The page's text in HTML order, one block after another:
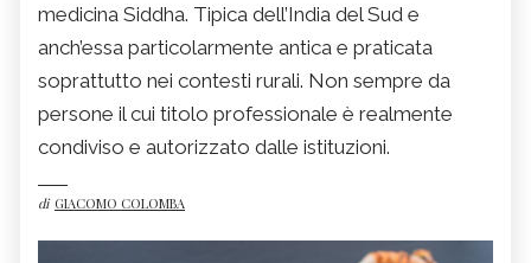
medicina Siddha. Tipica dell’India del Sud e
anch’essa particolarmente antica e praticata
soprattutto nei contesti rurali. Non sempre da
persone il cui titolo professionale è realmente
condiviso e autorizzato dalle istituzioni.
di GIACOMO COLOMBA